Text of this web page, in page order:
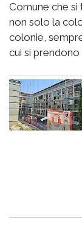
Comune che si
non solo la
colonie,
cui si